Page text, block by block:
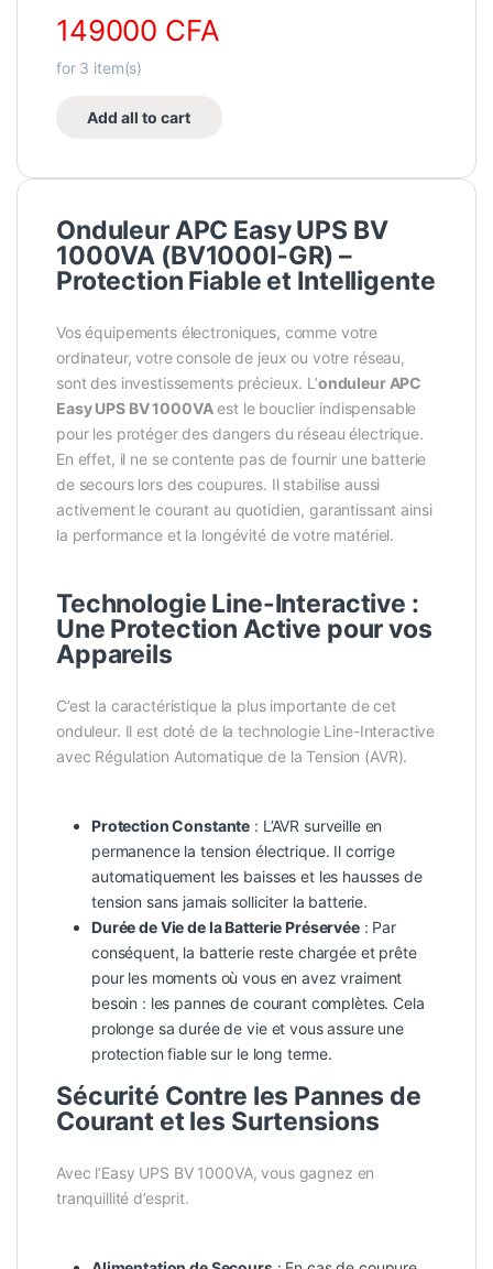
149000 CFA
for 3 item(s)
Add all to cart
Onduleur APC Easy UPS BV
1000VA (BV1000I-GR) –
Protection Fiable et Intelligente
Vos équipements électroniques, comme votre
ordinateur, votre console de jeux ou votre réseau,
sont des investissements précieux. L’onduleur APC
Easy UPS BV 1000VAest le bouclier indispensable
pour les protéger des dangers du réseau électrique.
En effet, il ne se contente pas de fournir une batterie
de secours lors des coupures. Il stabilise aussi
activement le courant au quotidien, garantissant ainsi
la performance et la longévité de votre matériel.
Technologie Line-Interactive :
Une Protection Active pour vos
Appareils
C’est la caractéristique la plus importante de cet
onduleur. Il est doté de la technologie Line-Interactive
avec Régulation Automatique de la Tension (AVR).
Protection Constante : L’AVR surveille en
permanence la tension électrique. Il corrige
automatiquement les baisses et les hausses de
tension sans jamais solliciter la batterie.
Durée de Vie de la Batterie Préservée: Par
conséquent, la batterie reste chargée et prête
pour les moments où vous en avez vraiment
besoin : les pannes de courant complètes. Cela
prolonge sa durée de vie et vous assure une
protection fiable sur le long terme.
Sécurité Contre les Pannes de
Courant et les Surtensions
Avec l’Easy UPS BV 1000VA, vous gagnez en
tranquillité d’esprit.